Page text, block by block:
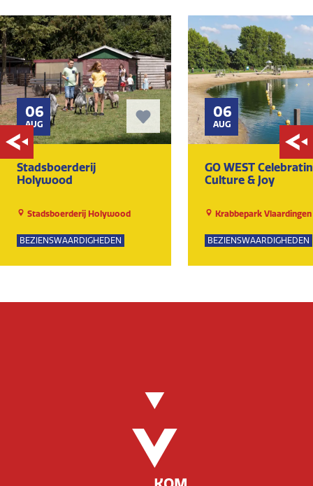
06
AUG
Stadsboerderij
Holywood
Stadsboerderij Holywood
BEZIENSWAARDIGHEDEN
06
AUG
GO WEST
Culture & Joy
Krabbepark Vlaardingen
BEZIENSWAARDIGHEDEN